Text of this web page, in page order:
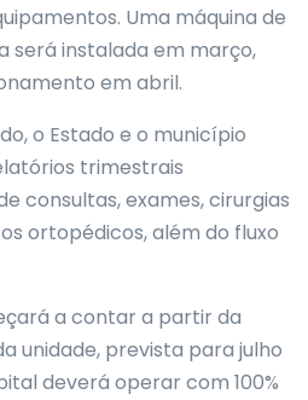
Uma máquina de
será instalada em março,
em abril.
o Estado e o município
trimestrais
consultas, exames, cirurgias
ortopédicos, além do fluxo
a contar a partir da
unidade, prevista para julho
deverá operar com 100%